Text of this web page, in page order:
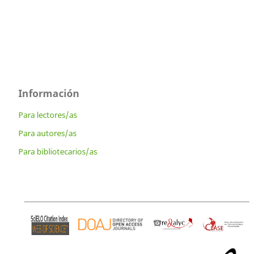
Información
Para lectores/as
Para autores/as
Para bibliotecarios/as